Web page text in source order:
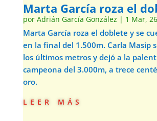
Marta García roza el
por Adrián García González | 1 Mar,
Marta García roza el doblete y se
en la final del 1.500m. Carla Masip
los últimos metros y dejó a la
campeona del 3.000m, a trece
oro.
leer más